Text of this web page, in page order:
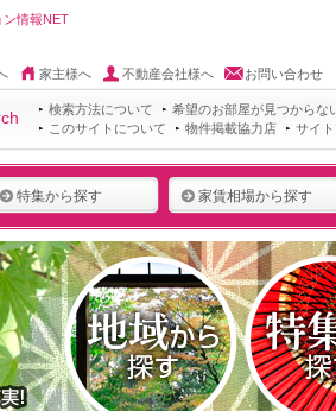
ン情報NET
家主様へ 不動産会社様へ お問い合わせ
検索方法について 希望のお部屋が見つからな
このサイトについて
物件掲載協力店 サイ
特集から探す 家賃相場から探す